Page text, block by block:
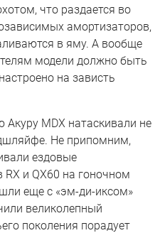
что раздается во
амортизаторов,
в яму. А вообще
модели должно быть
на зависть
MDX натаскивали не
Не припомним,
ездовые
RX и QX60 на гоночном
еще с «эм-ди-иксом»
великолепный
поколения порадует